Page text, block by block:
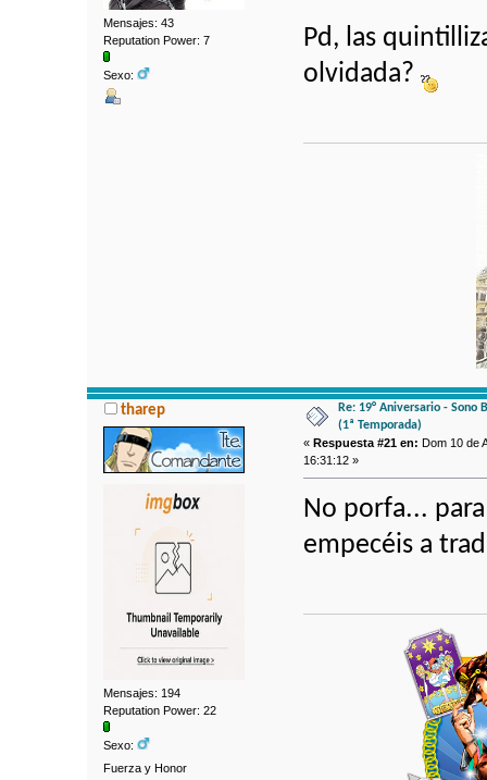
Mensajes: 43
Reputation Power: 7
Sexo:
Pd, las
olvidada?
tharep
Mensajes: 194
Reputation Power: 22
Sexo:
Fuerza y Honor
Re: 19° Aniversario - Sono
(1ª Temporada)
« Respuesta #21 en: Dom 10 de
16:31:12 »
No porfa...
empecéis a